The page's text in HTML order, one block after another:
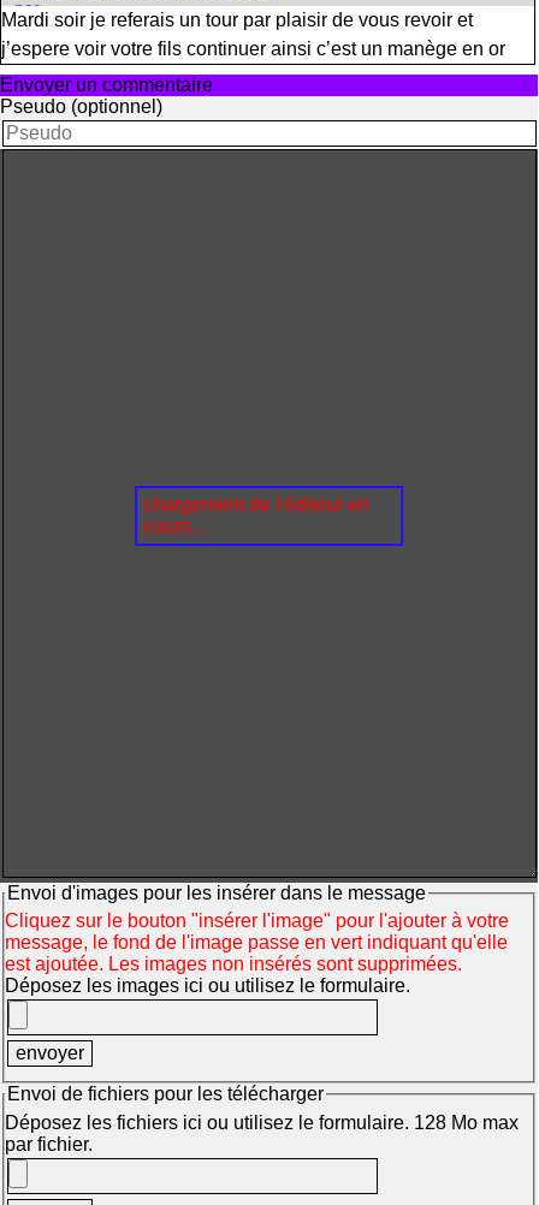
Mardi soir je referais un tour par plaisir de vous revoir et
j’espere voir votre fils continuer ainsi c’est un manège en or
Envoyer un commentaire
Pseudo (optionnel)
chargement de l'éditeur en
cours...
Envoi d'images pour les insérer dans le message
Cliquez sur le bouton "insérer l'image" pour l'ajouter à votre
message, le fond de l'image passe en vert indiquant qu'elle
est ajoutée. Les images non insérés sont supprimées.
Déposez les images ici ou utilisez le formulaire.
Envoi de fichiers pour les télécharger
Déposez les fichiers ici ou utilisez le formulaire. 128 Mo max
par fichier.